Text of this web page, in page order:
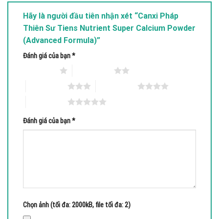
Hãy là người đầu tiên nhận xét “Canxi Pháp
Thiên Sư Tiens Nutrient Super Calcium Powder
(Advanced Formula)”
Đánh giá của bạn*
Đánh giá của bạn*
Chọn ảnh (tối đa: 2000kB, file tối đa: 2)